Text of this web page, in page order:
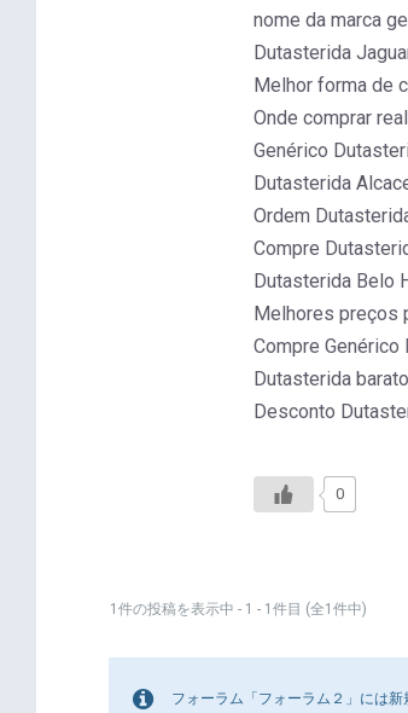
nome da marca
Dutasterida
Melhor forma de
Onde comprar
Genérico
Dutasterida
Ordem
Compre
Dutasterida Belo
Melhores preços
Compre
Dutasterida
Desconto
0
1件の投稿を表示中 - 1 - 1件目 (全1件中)
フォーラム「フォーラム２」には新